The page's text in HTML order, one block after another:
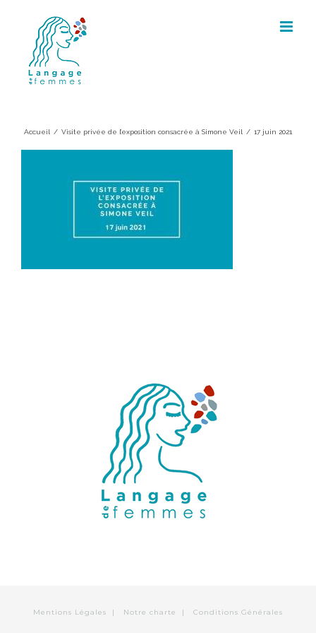
content
Accueil / Visite privée de l’exposition consacrée à Simone Veil / 17 juin 2021
Mentions Légales | Notre charte | Conditions Générales